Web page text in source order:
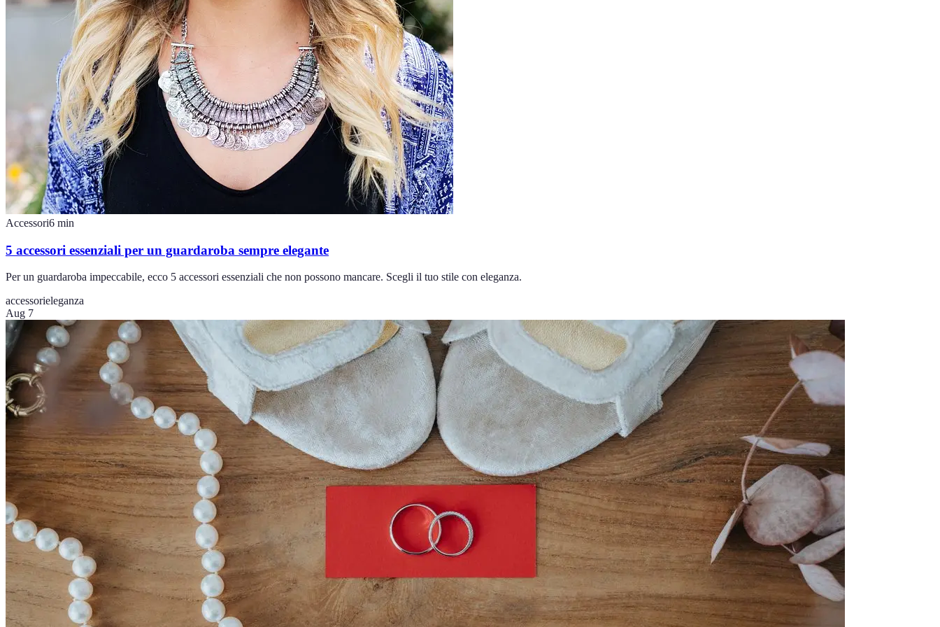
Accessori6 min
5 accessori essenziali per un guardaroba sempre elegante
Per un guardaroba impeccabile, ecco 5 accessori essenziali che non possono mancare. Scegli il tuo stile con eleganza.
accessorieleganza
Aug 7